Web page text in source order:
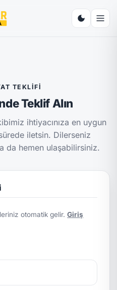
TEKLIFI
Teklif Alın
ihtiyacınıza en uygun
iletsin. Dilerseniz
da hemen ulaşabilirsiniz.
otomatik gelir.Giriş